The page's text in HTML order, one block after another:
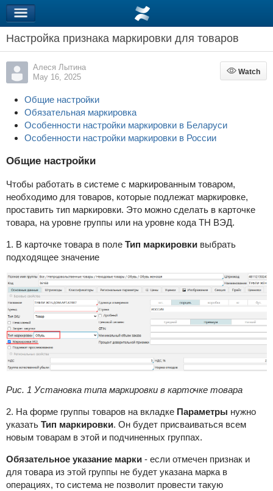
Настройка признака маркировки для товаров
Алеся Лытина
May 16, 2025
Watch
Watch
Общие настройки
Обязательная маркировка
Особенности настройки маркировки в Беларуси
Особенности настройки маркировки в России
Общие настройки
Чтобы работать в системе с маркированным товаром,
необходимо для товаров, которые подлежат маркировке,
проставить тип маркировки. Это можно сделать в карточке
товара, на уровне группы или на уровне кода ТН ВЭД.
1. В карточке товара в поле Тип маркировки выбрать
подходящее значение
Рис. 1 Установка типа маркировки в карточке товара
2. На форме группы товаров на вкладке Параметры нужно
указать Тип маркировки. Он будет присваиваться всем
новым товарам в этой и подчиненных группах.
Обязательное указание марки - если отмечен признак и
для товара из этой группы не будет указана марка в
операциях, то система не позволит провести такую